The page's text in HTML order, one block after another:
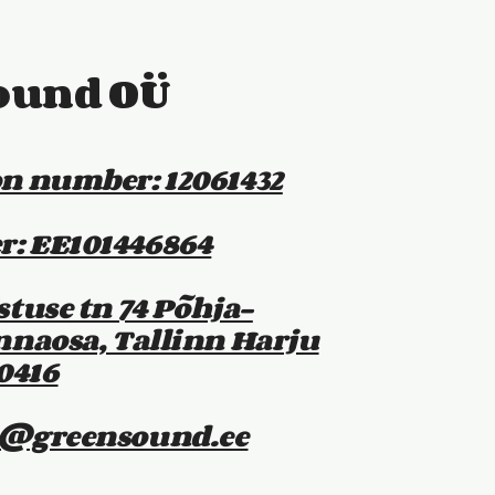
OÜ
number: 12061432
EE101446864
tn 74 Põhja-
Tallinn Harju